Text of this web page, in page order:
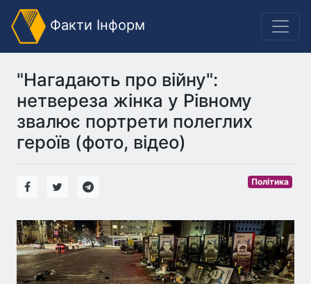
Факти Інформ
"Нагадають про війну":
нетвереза жінка у Рівному
звалює портрети полеглих
героїв (фото, відео)
Політика